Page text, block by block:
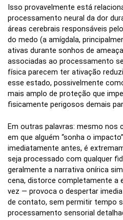
Isso provavelmente está
processamento neural da dor
áreas cerebrais responsáveis
do medo (a amígdala,
ativas durante sonhos de
associadas ao processamento
física parecem ter ativação
esse estado, possivelmente
mais amplo de proteção que
fisicamente perigosos demais
Em outras palavras: mesmo nos
em que alguém “sonha o
imediatamente antes, é
seja processado com qualquer
geralmente a narrativa onírica
cena, distorce completamente a
vez — provoca o despertar
de contato, sem permitir tempo
processamento sensorial